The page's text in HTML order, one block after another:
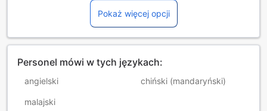
Pokaż więcej opcji
Personel mówi w tych językach:
angielski chiński (mandaryński)
malajski